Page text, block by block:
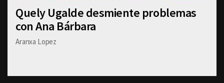
Quely Ugalde desmiente problemas
con Ana Bárbara
Aranxa Lopez